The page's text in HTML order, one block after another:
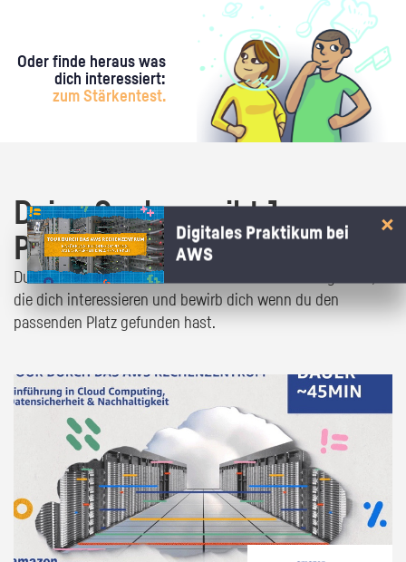
Oder finde heraus was
dich interessiert:
zum Stärkentest.
Deine Suche ergibt 1
Praktikumsangebot!
Du bist fast da! Klick dich durch die Praktikumsangebote,
die dich interessieren und bewirb dich wenn du den
passenden Platz gefunden hast.
Digitales Praktikum bei
AWS